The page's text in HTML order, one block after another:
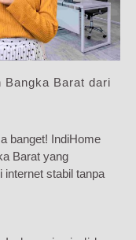
Bangka Barat dari
banget! IndiHome
Barat yang
internet stabil tanpa